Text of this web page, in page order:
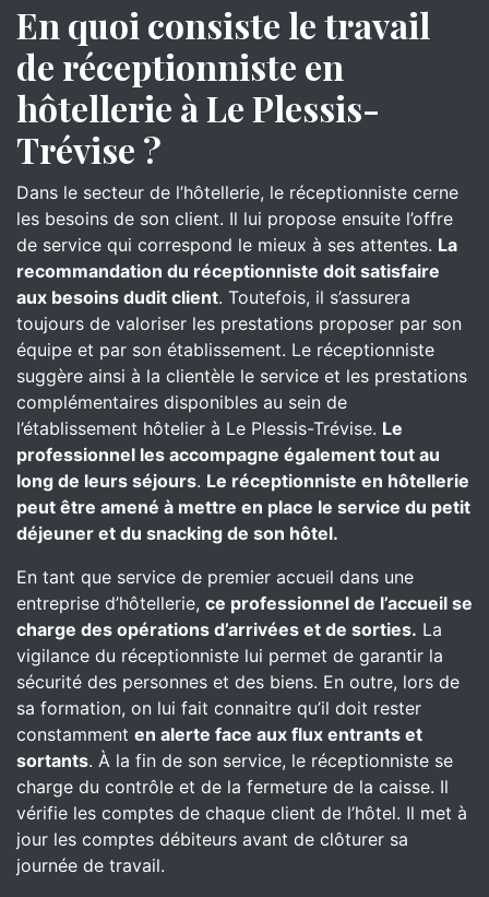
En quoi consiste le travail
de réceptionniste en
hôtellerie à Le Plessis-
Trévise ?
Dans le secteur de l’hôtellerie, le réceptionniste cerne
les besoins de son client. Il lui propose ensuite l’offre
de service qui correspond le mieux à ses attentes. La
recommandation du réceptionniste doit satisfaire
aux besoins dudit client. Toutefois, il s’assurera
toujours de valoriser les prestations proposer par son
équipe et par son établissement. Le réceptionniste
suggère ainsi à la clientèle le service et les prestations
complémentaires disponibles au sein de
l’établissement hôtelier à Le Plessis-Trévise. Le
professionnel les accompagne également tout au
long de leurs séjours. Le réceptionniste en hôtellerie
peut être amené à mettre en place le service du petit
déjeuner et du snacking de son hôtel.
En tant que service de premier accueil dans une
entreprise d’hôtellerie, ce professionnel de l’accueil se
charge des opérations d’arrivées et de sorties. La
vigilance du réceptionniste lui permet de garantir la
sécurité des personnes et des biens. En outre, lors de
sa formation, on lui fait connaitre qu’il doit rester
constamment en alerte face aux flux entrants et
sortants. À la fin de son service, le réceptionniste se
charge du contrôle et de la fermeture de la caisse. Il
vérifie les comptes de chaque client de l’hôtel. Il met à
jour les comptes débiteurs avant de clôturer sa
journée de travail.